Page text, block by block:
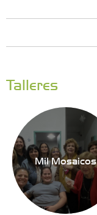
Talleres
Mil Mosaicos